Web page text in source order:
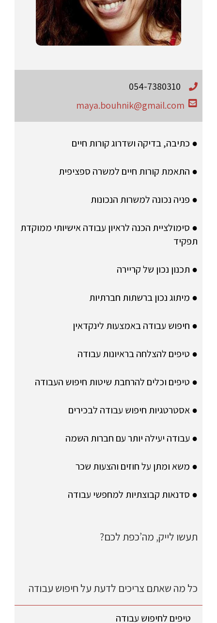
054-7380310
maya.bouhnik@gmail.com
● כתיבה, בדיקה ושדרוג קורות חיים
● התאמת קורות חיים למשרה ספציפית
● פניה נכונה למשרות הנכונות
● סימולציית הכנה לראיון עבודה אישיותי ממוקדת
תפקיד
● תכנון נכון של קריירה
● מיתוג נכון ברשתות חברתיות
● חיפוש עבודה באמצעות לינקדאין
● טיפים להצלחה בראיונות עבודה
● טיפים וכלים להרחבת שיטות חיפוש העבודה
● אסטרטגיות חיפוש עבודה לבכירים
● עבודה יעילה יותר עם חברות השמה
● משא ומתן על חוזים והצעות שכר
● סדנאות קבוצתיות למחפשי עבודה
תעשו לייק, מה’כפת לכם?
כל מה שאתם צריכים לדעת על חיפוש עבודה
טיפים לחיפוש עבודה